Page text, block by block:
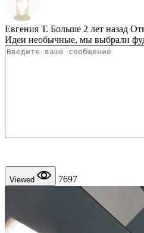
Евгения Т. Больше 2 лет назад
Идеи необычные, мы выбрали
Viewed 7697